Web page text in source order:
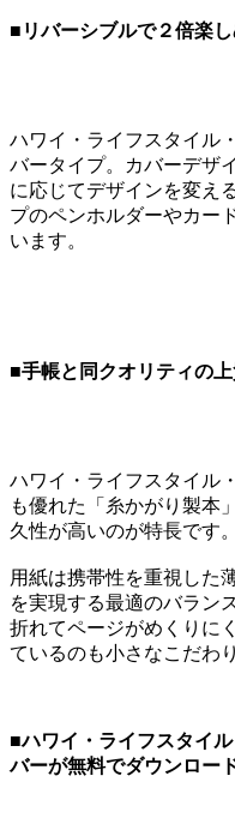
■リバーシブルで２倍楽
ハワイ・ライフスタイル
バータイプ。カバーデザ
に応じてデザインを変え
プのペンホルダーやカー
います。
■手帳と同クオリティの
ハワイ・ライフスタイル
も優れた「糸かがり製本
久性が高いのが特長です。
用紙は携帯性を重視した
を実現する最適のバラン
折れてページがめくりに
ているのも小さなこだわ
■ハワイ・ライフスタイ
バーが無料でダウンロー